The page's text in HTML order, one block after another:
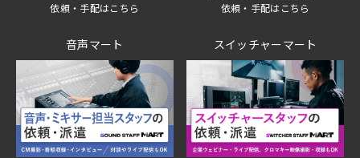
依頼・手配はこちら
依頼・手配はこちら
音声マート スイッチャーマート